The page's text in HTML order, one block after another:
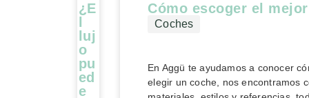
¿E
luj
o
pu
ed
e
Cómo escoger el
Coches
En Aggü te ayudamos a conocer
elegir un coche, nos encontramos